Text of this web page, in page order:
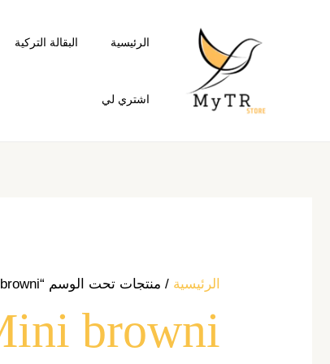
الرئيسية البقالة التركية
اشتري لي
الرئيسية / منتجات تحت الوسم “Mini browni”
browni